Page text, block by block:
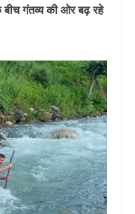
बीच गंतव्य की ओर बढ़ रहे